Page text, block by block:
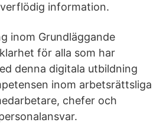
information.
inom Grundläggande
för alla som har
denna digitala utbildning
inom arbetsrättsliga
chefer och